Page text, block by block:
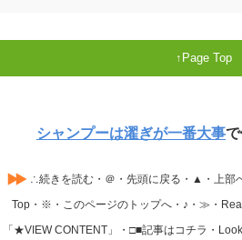
Page Top
シャンプーは濯ぎが一番大事
∴続きを読む・＠・先頭に戻る・▲・上部
Top・※・このページのトップへ・♪・≫・
「★VIEW CONTENT」・□■記事はコチラ・